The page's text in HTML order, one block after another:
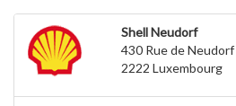
Shell Neudorf
430 Rue de Neudorf
2222 Luxembourg